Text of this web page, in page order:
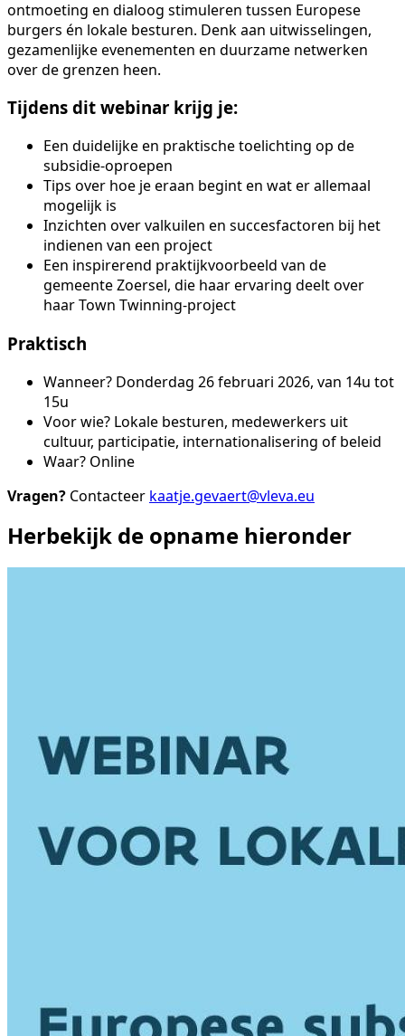
ontmoeting en dialoog stimuleren tussen Europese
burgers én lokale besturen. Denk aan uitwisselingen,
gezamenlijke evenementen en duurzame netwerken
over de grenzen heen.
Tijdens dit webinar krijg je:
Een duidelijke en praktische toelichting op de
subsidie-oproepen
Tips over hoe je eraan begint en wat er allemaal
mogelijk is
Inzichten over valkuilen en succesfactoren bij het
indienen van een project
Een inspirerend praktijkvoorbeeld van de
gemeente Zoersel, die haar ervaring deelt over
haar Town Twinning-project
Praktisch
Wanneer? Donderdag 26 februari 2026, van 14u tot
15u
Voor wie? Lokale besturen, medewerkers uit
cultuur, participatie, internationalisering of beleid
Waar? Online
Vragen? Contacteer kaatje.gevaert@vleva.eu
Herbekijk de opname hieronder